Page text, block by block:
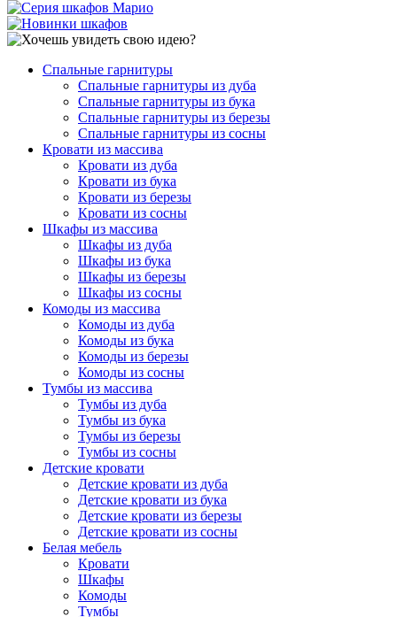
Спальные гарнитуры
Спальные гарнитуры из дуба
Спальные гарнитуры из бука
Спальные гарнитуры из березы
Спальные гарнитуры из сосны
Кровати из массива
Кровати из дуба
Кровати из бука
Кровати из березы
Кровати из сосны
Шкафы из массива
Шкафы из дуба
Шкафы из бука
Шкафы из березы
Шкафы из сосны
Комоды из массива
Комоды из дуба
Комоды из бука
Комоды из березы
Комоды из сосны
Тумбы из массива
Тумбы из дуба
Тумбы из бука
Тумбы из березы
Тумбы из сосны
Детские кровати
Детские кровати из дуба
Детские кровати из бука
Детские кровати из березы
Детские кровати из сосны
Белая мебель
Кровати
Шкафы
Комоды
Тумбы